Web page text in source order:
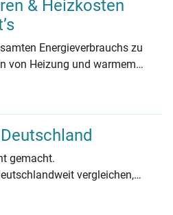
& Heizkosten
Energieverbrauchs zu
von Heizung und warmem
Sparpotenzial. Lesen Sie
senken
CO2-Emissionen sparen.
gemacht.
vergleichen,
& Tipps umsetzen.